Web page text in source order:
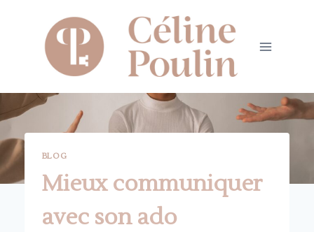
contenu
BLOG
Mieux communiquer
avec son ado